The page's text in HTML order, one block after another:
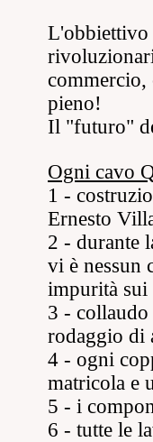
L'obbiettivo
pieno!
Il "futuro"
Ogni cavo
1 -
Ernesto
2 - durante
vi è nessun
impurità sui
3 -
rodaggio di
4 - ogni
matricola e
5 - i
6 - tutte le